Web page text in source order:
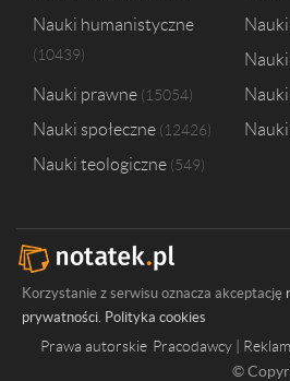
Nauki humanistyczne
10439
Nauki prawne 15054
Nauki społeczne 12426
Nauki teologiczne 549
Korzystanie z serwisu oznacza akceptację
prywatności. Polityka cookies
Prawa autorskie Pracodawcy |
©